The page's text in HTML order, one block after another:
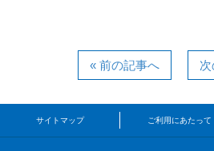
« 前の記事へ
サイトマップ ご利用にあたって